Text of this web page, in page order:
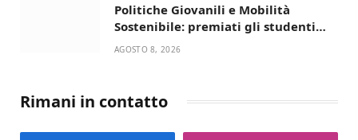
Politiche Giovanili e Mobilità
Sostenibile: premiati gli studenti
universitari del bando “La strada
AGOSTO 8, 2026
Rimani in contatto